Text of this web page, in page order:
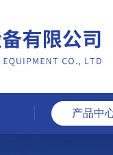
产品中